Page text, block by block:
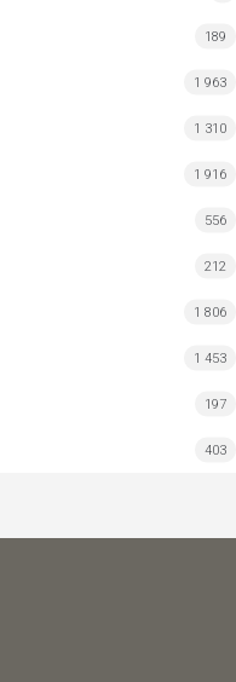
189
1 963
1 310
1 916
556
212
1 806
1 453
197
403